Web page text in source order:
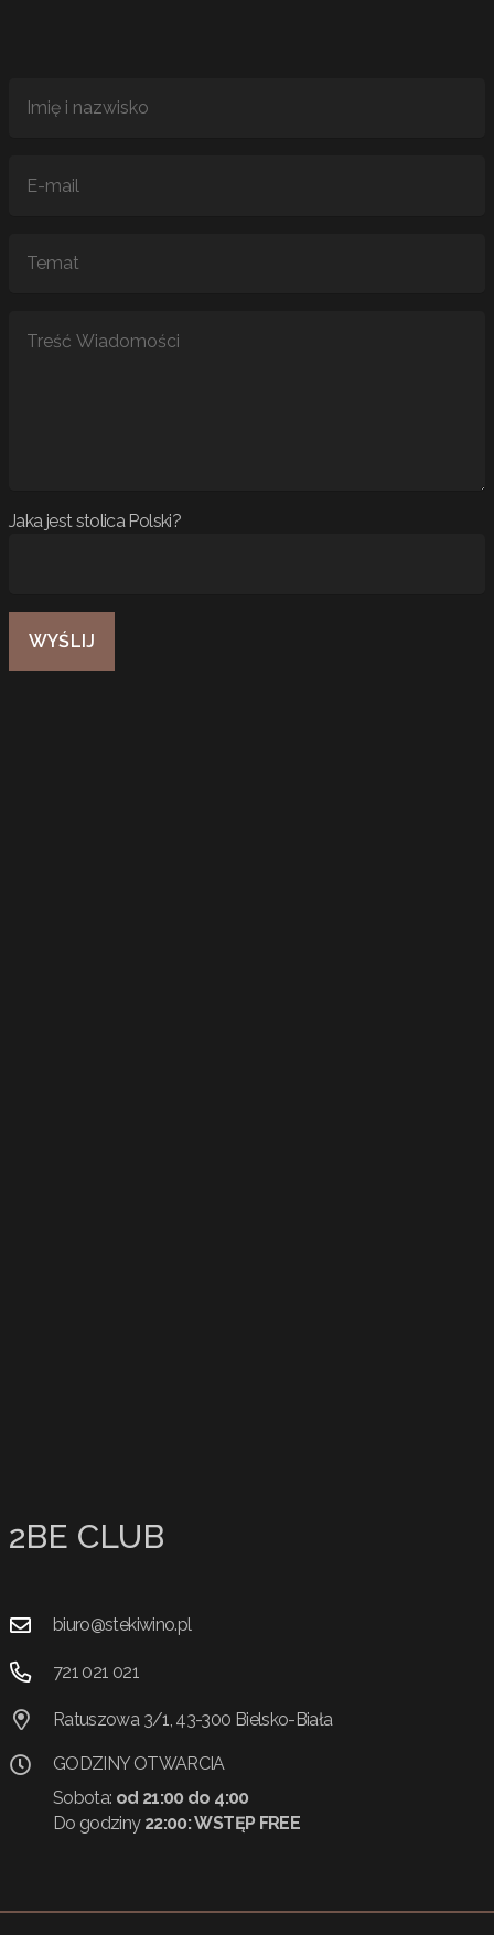
Jaka jest stolica Polski?
2BE CLUB
biuro@stekiwino.pl
721 021 021
Ratuszowa 3/1, 43-300 Bielsko-Biała
GODZINY OTWARCIA
Sobota: od 21:00 do 4:00
Do godziny 22:00:WSTĘP FREE